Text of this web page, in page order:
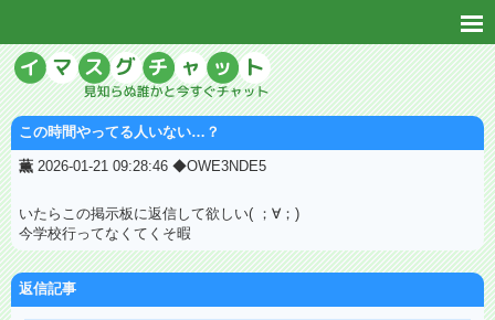
この時間やってる人いない…？
薫 2026-01-21 09:28:46 ◆OWE3NDE5
いたらこの掲示板に返信して欲しい( ；∀；)
今学校行ってなくてくそ暇
返信記事